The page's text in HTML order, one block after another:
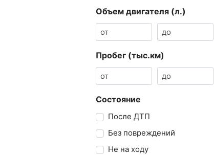
Объем двигателя (л.)
Пробег (тыс.км)
Состояние
После ДТП
Без повреждений
Не на ходу